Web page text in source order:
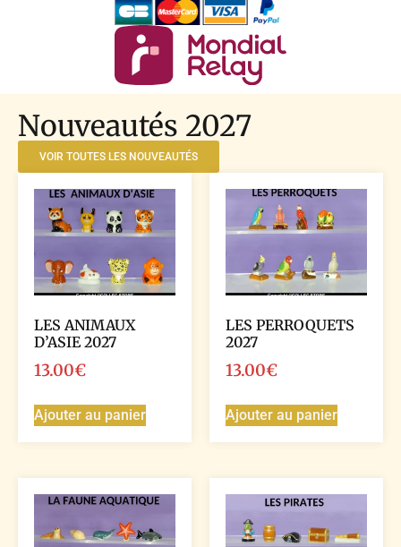
Nouveautés 2027
VOIR TOUTES LES NOUVEAUTÉS
LES ANIMAUX
D’ASIE 2027
13.00€
Ajouter au panier
LES PERROQUETS
2027
13.00€
Ajouter au panier